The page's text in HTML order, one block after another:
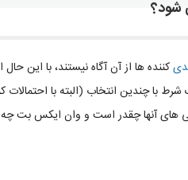
شود؟
کننده ها از آن آگاه نیستند، با این
با چندین انتخاب (البته با احتمالات
های آنها چقدر است و وان ایکس بت چه